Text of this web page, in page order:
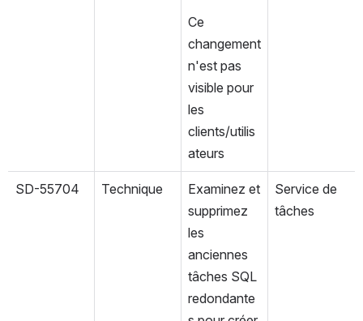
Ce
changement
n'est pas
visible pour
les
clients/utilis
ateurs
SD-55704 Technique
Examinez et
supprimez
les
anciennes
tâches SQL
redondante
Service de
tâches